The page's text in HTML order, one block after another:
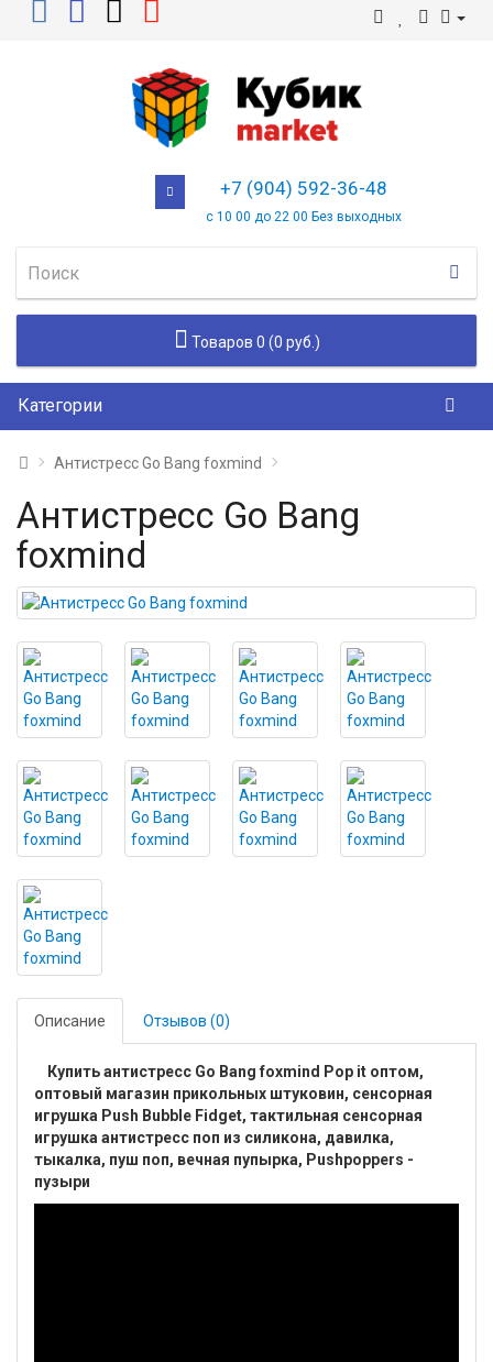
+7 (904) 592-36-48
с 10 00 до 22 00 Без выходных
Товаров 0 (0 руб.)
Категории
Антистресс Go Bang foxmind
Антистресс Go Bang
foxmind
Описание Отзывов (0)
Купить антистресс Go Bang foxmind Pop it оптом,
оптовый магазин прикольных штуковин, сенсорная
игрушка Push Bubble Fidget, тактильная сенсорная
игрушка антистресс поп из силикона, давилка,
тыкалка, пуш поп, вечная пупырка, Pushpoppers -
пузыри